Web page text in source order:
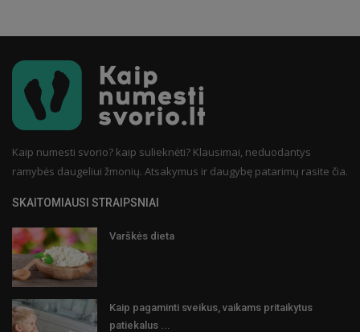
Kaip numesti svorio? kaip sulieknėti? Klausimai, neduodantys
ramybės daugeliui žmonių. Atsakymus ir daugybę patarimų rasite čia.
SKAITOMIAUSI STRAIPSNIAI
Varškės dieta
Kaip pagaminti sveikus, vaikams pritaikytus
patiekalus ...